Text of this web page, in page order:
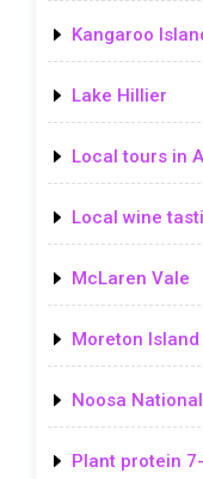
Kangaroo
Lake Hillier
Local tours in
Local wine
McLaren Vale
Moreton Island
Noosa
Plant protein